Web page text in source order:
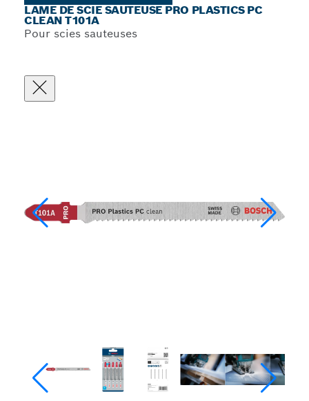
LAME DE SCIE SAUTEUSE PRO PLASTICS PC
CLEAN T101A
Pour scies sauteuses